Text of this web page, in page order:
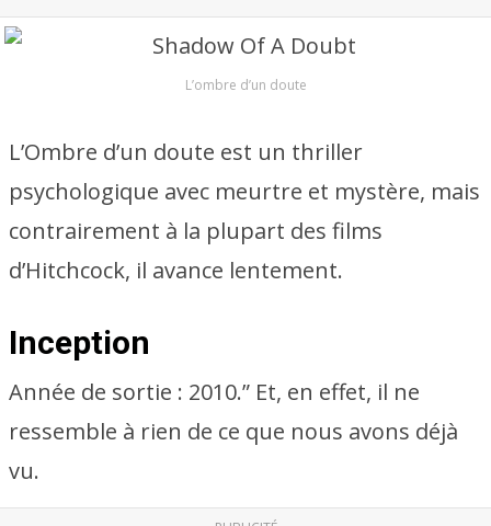
L’ombre d’un doute
L’Ombre d’un doute est un thriller
psychologique avec meurtre et mystère, mais
contrairement à la plupart des films
d’Hitchcock, il avance lentement.
Inception
Année de sortie : 2010.” Et, en effet, il ne
ressemble à rien de ce que nous avons déjà
vu.